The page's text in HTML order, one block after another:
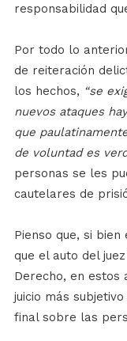
responsabilidad
Por todo lo
de reiteración
los hechos, “se
nuevos ataques
que
de voluntad es
personas se les
cautelares de
Pienso que, si
que el auto del
Derecho, en estos
juicio más
final sobre las